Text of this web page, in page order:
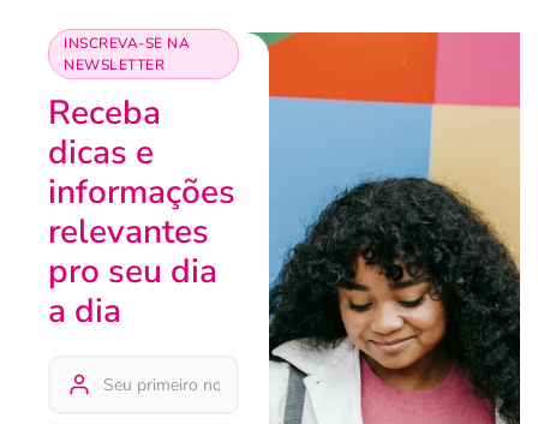
INSCREVA-SE NA
NEWSLETTER
Receba
dicas e
informações
relevantes
pro seu dia
a dia